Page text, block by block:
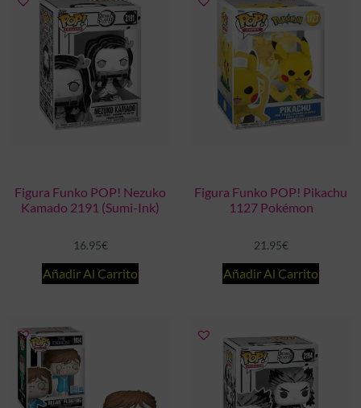
Figura Funko POP! Nezuko
Kamado 2191 (Sumi-Ink)
16.95€
Añadir Al Carrito
Figura Funko POP! Pikachu
1127 Pokémon
21.95€
Añadir Al Carrito